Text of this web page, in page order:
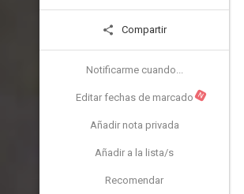
Compartir
Notificarme cuando...
Editar fechas de marcado N
Añadir nota privada
Añadir a la lista/s
Recomendar